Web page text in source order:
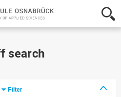
Hochschule
Osnabrück
-
search
Filter